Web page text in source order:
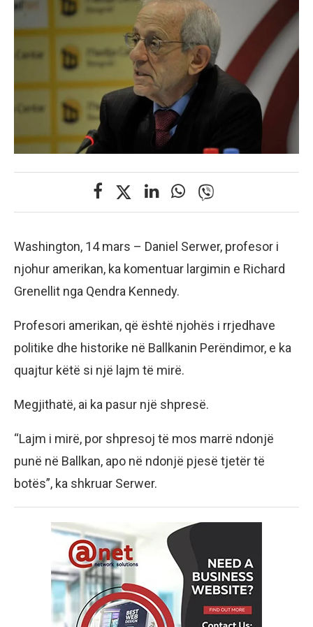
Washington, 14 mars – Daniel Serwer, profesor i
njohur amerikan, ka komentuar largimin e Richard
Grenellit nga Qendra Kennedy.
Profesori amerikan, që është njohës i rrjedhave
politike dhe historike në Ballkanin Perëndimor, e ka
quajtur këtë si një lajm të mirë.
Megjithatë, ai ka pasur një shpresë.
“Lajm i mirë, por shpresoj të mos marrë ndonjë
punë në Ballkan, apo në ndonjë pjesë tjetër të
botës”, ka shkruar Serwer.